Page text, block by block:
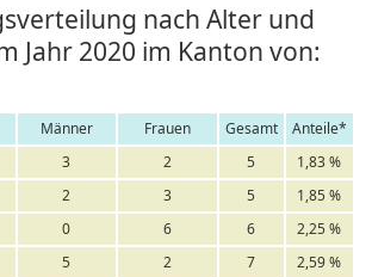
nach Alter und
Jahr 2020 im Kanton von:
Männer Frauen Gesamt
Anteile*
3 2 5
1,83 %
2 3 5
1,85 %
0 6 6
2,25 %
5 2 7
2,59 %